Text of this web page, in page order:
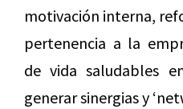
motivación interna,
pertenencia a la
de vida saludables
generar sinergias y